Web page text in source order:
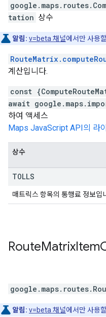
google.maps.routes.
tation 상수
알림: v=beta 채널에서만 사용
계산입니다.
const
await
하여 액세스
Maps JavaScript API의 라
상수
TOLLS
매트릭스 항목의 통행료 정보입
RouteMatrixItem
google.maps.routes.
알림: v=beta 채널에서만 사용